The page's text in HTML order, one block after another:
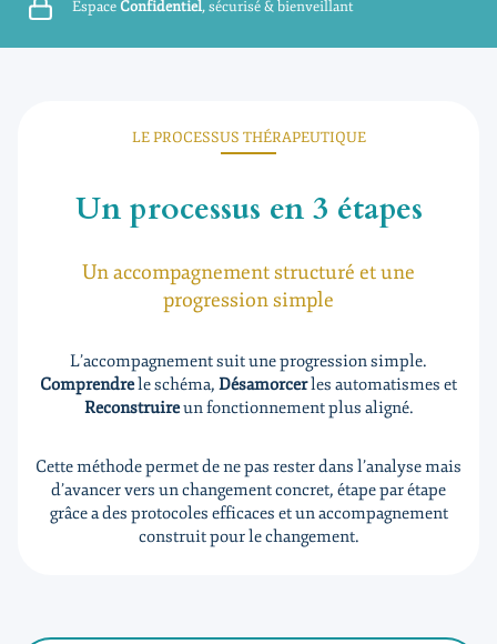
Espace Confidentiel, sécurisé & bienveillant
LE PROCESSUS THÉRAPEUTIQUE
Un processus en 3 étapes
Un accompagnement structuré et une
progression simple
L’accompagnement suit une progression simple.
Comprendrele schéma, Désamorcerles automatismes et
Reconstruireun fonctionnement plus aligné.
Cette méthode permet de ne pas rester dans l’analyse mais
d’avancer vers un changement concret, étape par étape
grâce a des protocoles efficaces et un accompagnement
construit pour le changement.